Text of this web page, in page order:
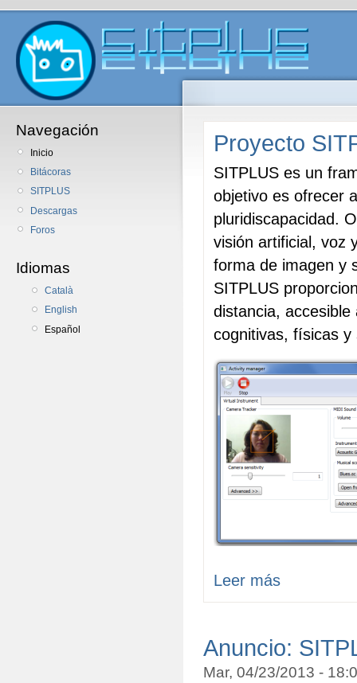
Navegación
Inicio
Bitácoras
SITPLUS
Descargas
Foros
Idiomas
Català
English
Español
Proyecto
SITPLUS es un
objetivo es ofrecer
pluridiscapacidad.
visión artificial, voz
forma de imagen y
SITPLUS
distancia,
cognitivas, físicas y
Leer más
Anuncio:
Mar, 04/23/2013 -